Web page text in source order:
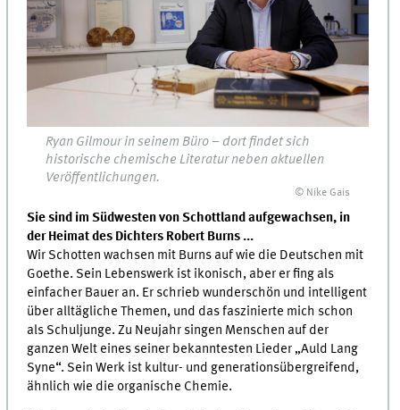
Ryan Gilmour in seinem Büro – dort findet sich
historische chemische Literatur neben aktuellen
Veröffentlichungen.
© Nike Gais
Sie sind im Südwesten von Schottland aufgewachsen, in
der Heimat des Dichters Robert Burns ...
Wir Schotten wachsen mit Burns auf wie die Deutschen mit
Goethe. Sein Lebenswerk ist ikonisch, aber er fing als
einfacher Bauer an. Er schrieb wunderschön und intelligent
über alltägliche Themen, und das faszinierte mich schon
als Schuljunge. Zu Neujahr singen Menschen auf der
ganzen Welt eines seiner bekanntesten Lieder „Auld Lang
Syne“. Sein Werk ist kultur- und generationsübergreifend,
ähnlich wie die organische Chemie.